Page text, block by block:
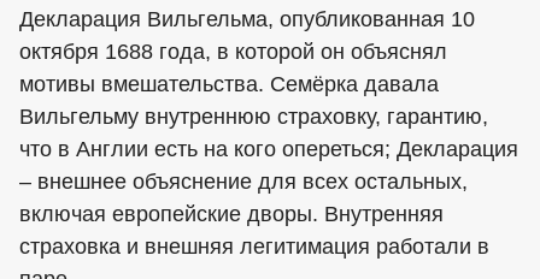
Декларация Вильгельма, опубликованная 10
октября 1688 года, в которой он объяснял
мотивы вмешательства. Семёрка давала
Вильгельму внутреннюю страховку, гарантию,
что в Англии есть на кого опереться; Декларация
– внешнее объяснение для всех остальных,
включая европейские дворы. Внутренняя
страховка и внешняя легитимация работали в